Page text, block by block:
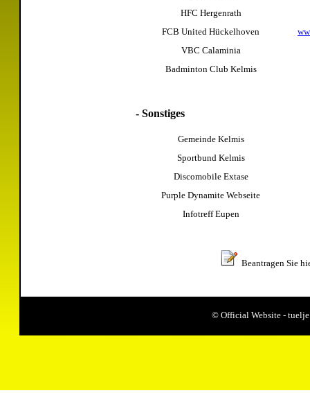
HFC Hergenrath
FCB United Hückelhoven
VBC Calaminia
Badminton Club Kelmis
- Sonstiges
Gemeinde Kelmis
Sportbund Kelmis
Discomobile Extase
Purple Dynamite Webseite
Infotreff Eupen
Beantragen Sie
© Official Website -